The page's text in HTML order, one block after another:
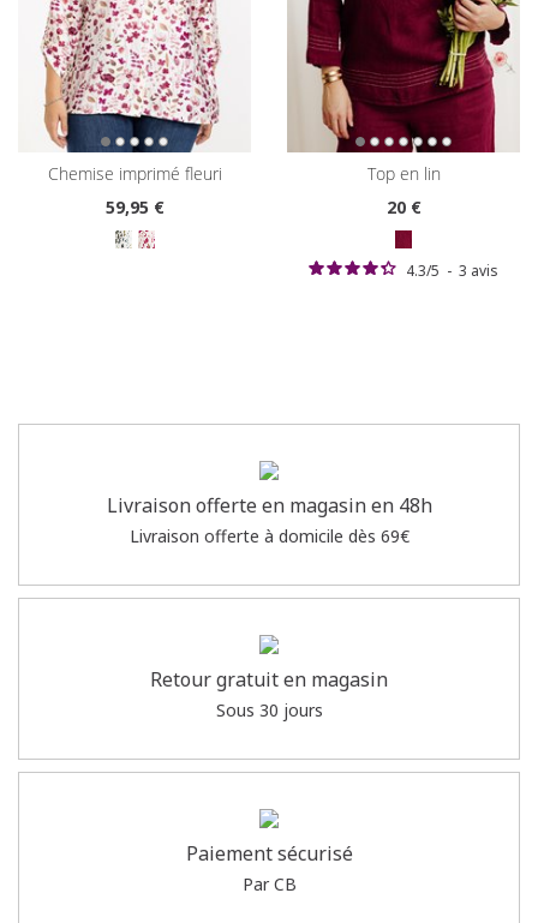
chemise imprimé fleuri
59,95 €
top en lin
20€
4.3/5 - 3 avis
Livraison offerte en magasin en 48h
Livraison offerte à domicile dès 69€
Retour gratuit en magasin
Sous 30 jours
Paiement sécurisé
Par CB